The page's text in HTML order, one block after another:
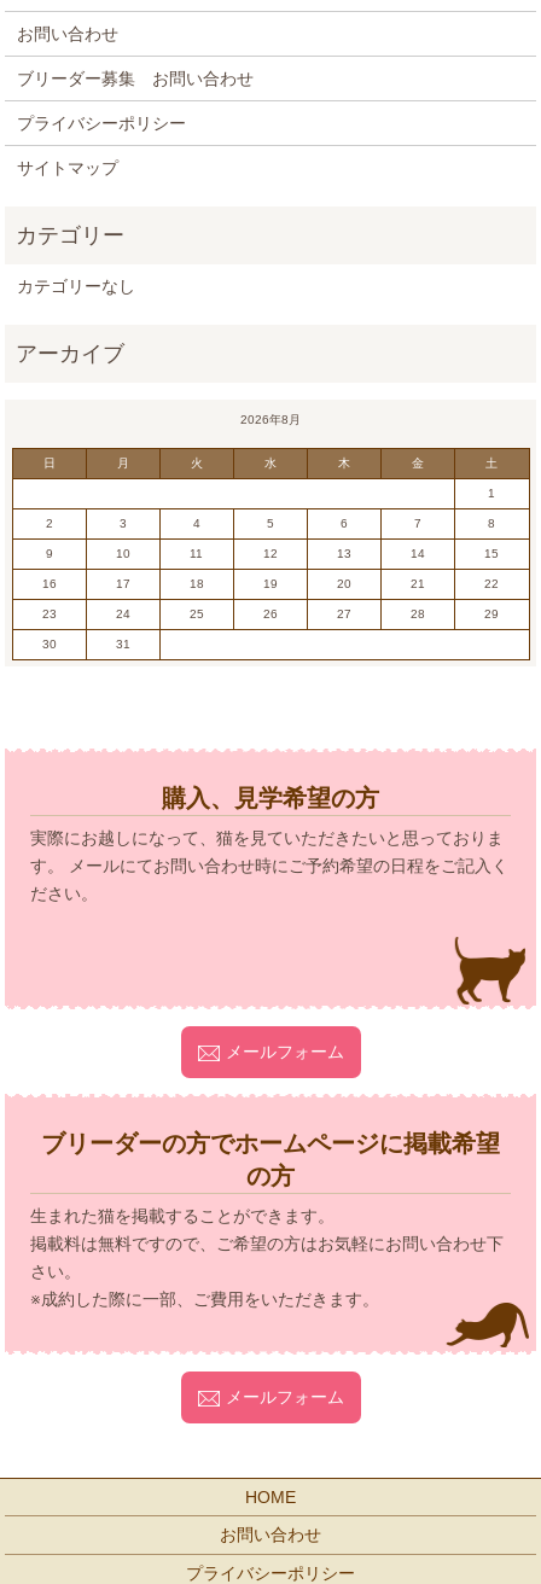
お問い合わせ
ブリーダー募集 お問い合わせ
プライバシーポリシー
サイトマップ
カテゴリーなし
2026年8月
日 月 火 水 木 金 土
1
2 3 4 5 6 7 8
9 10 11 12 13 14 15
16 17 18 19 20 21 22
23 24 25 26 27 28 29
30 31
購入、見学希望の方
実際にお越しになって、猫を見ていただきたいと思っておりま
す。 メールにてお問い合わせ時にご予約希望の日程をご記入く
ださい。
メールフォーム
ブリーダーの方でホームページに掲載希望
の方
生まれた猫を掲載することができます。
掲載料は無料ですので、ご希望の方はお気軽にお問い合わせ下
さい。
※成約した際に一部、ご費用をいただきます。
メールフォーム
HOME
お問い合わせ
プライバシーポリシー